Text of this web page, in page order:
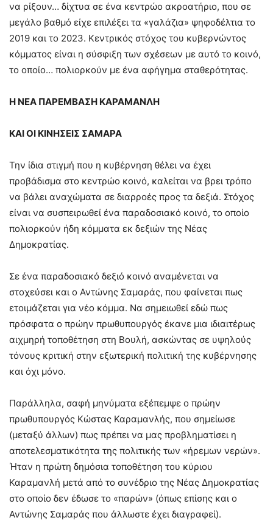
να ρίξουν… δίχτυα σε ένα κεντρώο ακροατήριο, που σε
μεγάλο βαθμό είχε επιλέξει τα «γαλάζια» ψηφοδέλτια το
2019 και το 2023. Κεντρικός στόχος του κυβερνώντος
κόμματος είναι η σύσφιξη των σχέσεων με αυτό το κοινό,
το οποίο… πολιορκούν με ένα αφήγημα σταθερότητας.
Η ΝΕΑ ΠΑΡΕΜΒΑΣΗ ΚΑΡΑΜΑΝΛΗ
ΚΑΙ ΟΙ ΚΙΝΗΣΕΙΣ ΣΑΜΑΡΑ
Την ίδια στιγμή που η κυβέρνηση θέλει να έχει
προβάδισμα στο κεντρώο κοινό, καλείται να βρει τρόπο
να βάλει αναχώματα σε διαρροές προς τα δεξιά. Στόχος
είναι να συσπειρωθεί ένα παραδοσιακό κοινό, το οποίο
πολιορκούν ήδη κόμματα εκ δεξιών της Νέας
Δημοκρατίας.
Σε ένα παραδοσιακό δεξιό κοινό αναμένεται να
στοχεύσει και ο Αντώνης Σαμαράς, που φαίνεται πως
ετοιμάζεται για νέο κόμμα. Να σημειωθεί εδώ πως
πρόσφατα ο πρώην πρωθυπουργός έκανε μια ιδιαιτέρως
αιχμηρή τοποθέτηση στη Βουλή, ασκώντας σε υψηλούς
τόνους κριτική στην εξωτερική πολιτική της κυβέρνησης
και όχι μόνο.
Παράλληλα, σαφή μηνύματα εξέπεμψε ο πρώην
πρωθυπουργός Κώστας Καραμανλής, που σημείωσε
(μεταξύ άλλων) πως πρέπει να μας προβληματίσει η
αποτελεσματικότητα της πολιτικής των «ήρεμων νερών».
Ήταν η πρώτη δημόσια τοποθέτηση του κύριου
Καραμανλή μετά από το συνέδριο της Νέας Δημοκρατίας
στο οποίο δεν έδωσε το «παρών» (όπως επίσης και ο
Αντώνης Σαμαράς που άλλωστε έχει διαγραφεί).